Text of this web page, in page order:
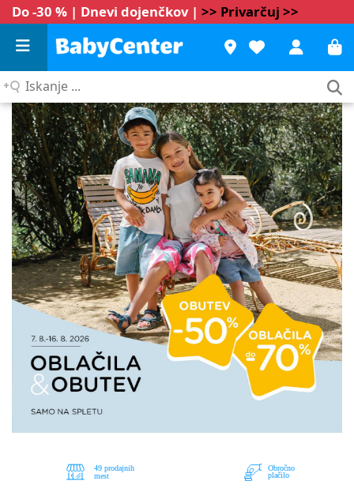
Do -30 % | Dnevi dojenčkov | >> Privarčuj >>
Iskanje